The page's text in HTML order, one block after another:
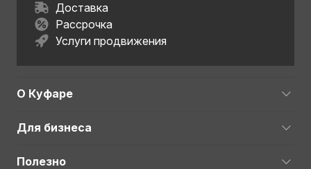
Доставка
Рассрочка
Услуги продвижения
О Куфаре
Для бизнеса
Полезно